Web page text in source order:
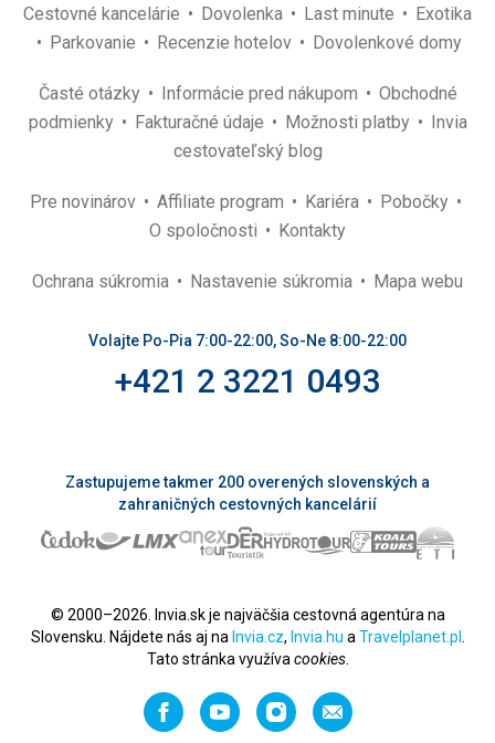
Cestovné kancelárie Dovolenka Last minute
Exotika
Parkovanie
Recenzie hotelov Dovolenkové domy
Časté otázky Informácie pred nákupom
Obchodné
podmienky
Fakturačné údaje Možnosti platby
Invia
cestovateľský blog
Pre novinárov Affiliate program Kariéra
Pobočky
O spoločnosti
Kontakty
Ochrana súkromia Nastavenie súkromia Mapa webu
Volajte Po-Pia 7:00-22:00, So-Ne 8:00-22:00
+421 2 3221 0493
Zastupujeme takmer 200 overených slovenských a
zahraničných cestovných kancelárií
© 2000–2026. Invia.sk je najväčšia cestovná agentúra na
Slovensku. Nájdete nás aj na Invia.cz, Invia.hu a Travelplanet.pl
Tato stránka využíva cookies.
FacebookYouTubeInstagramOdporučiť